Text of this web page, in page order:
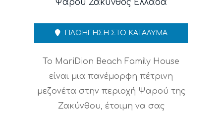
Ψαρού Ζάκυνθος Ελλάδα
ΠΛΟΗΓΗΣΗ ΣΤΟ ΚΑΤΑΛΥΜΑ
Το MariDion Beach Family House
είναι μια πανέμορφη πέτρινη
μεζονέτα στην περιοχή Ψαρού της
Ζακύνθου, έτοιμη να σας